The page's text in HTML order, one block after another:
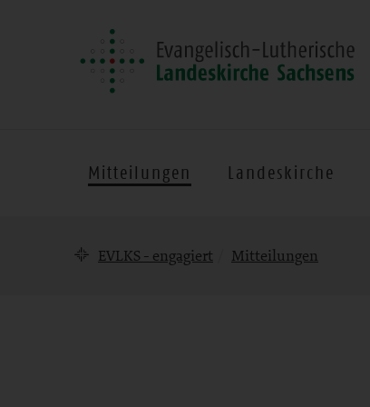
Mitteilungen Landeskirche
EVLKS - engagiert Mitteilungen